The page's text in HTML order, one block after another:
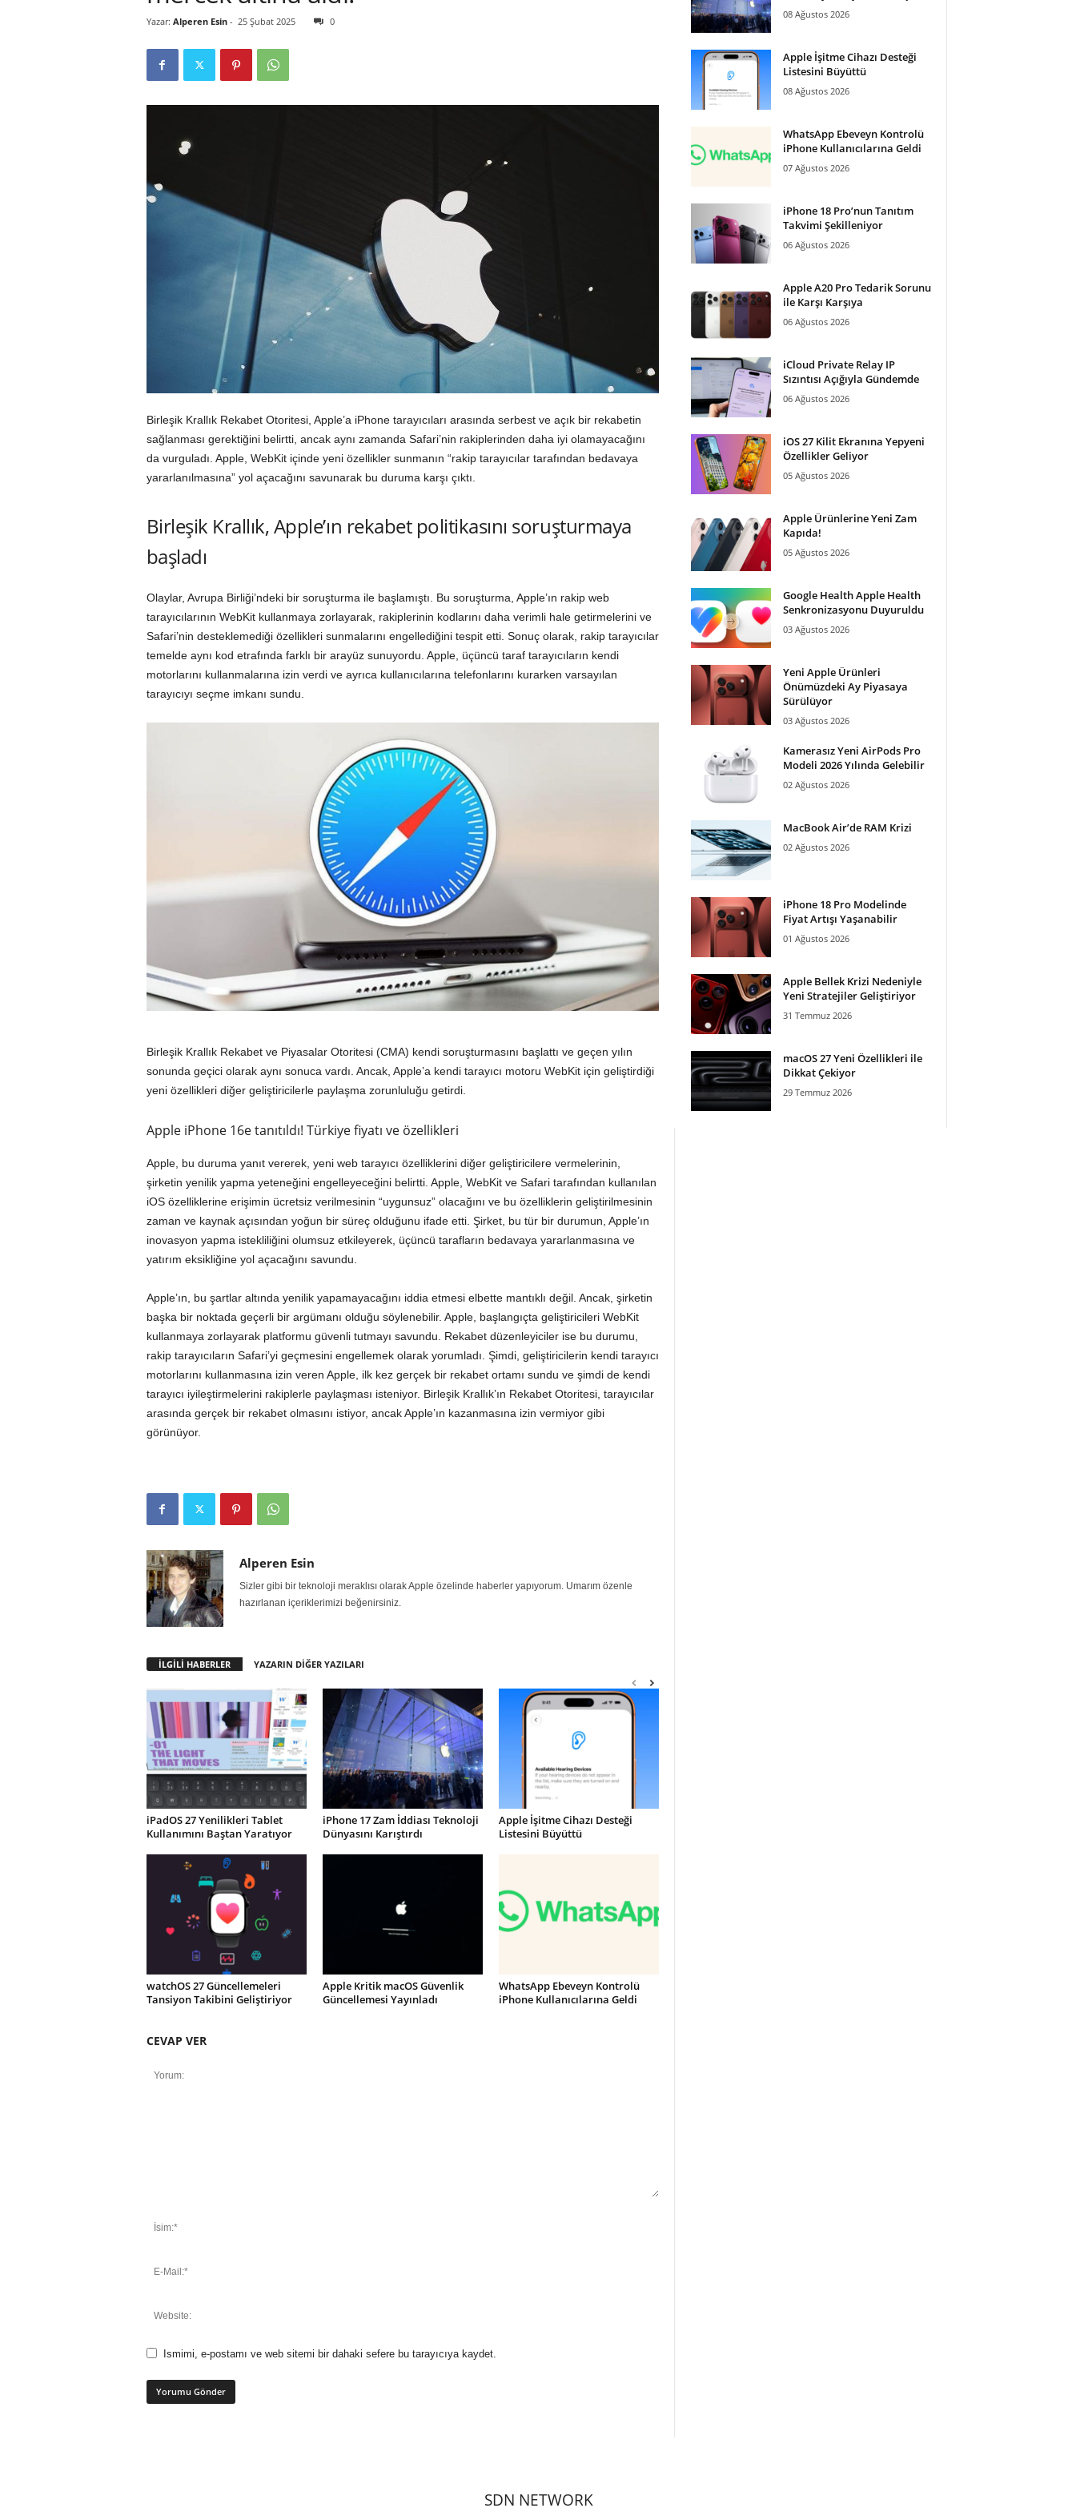
i
Yazar: Alperen Esin- 25 Şubat 2025 0
Birleşik Krallık Rekabet Otoritesi, Apple’a iPhone tarayıcıları arasında serbest ve açık bir rekabetin
sağlanması gerektiğini belirtti, ancak aynı zamanda Safari’nin rakiplerinden daha iyi olamayacağını
da vurguladı. Apple, WebKit içinde yeni özellikler sunmanın “rakip tarayıcılar tarafından bedavaya
yararlanılmasına” yol açacağını savunarak bu duruma karşı çıktı.
Birleşik Krallık, Apple’ın rekabet politikasını soruşturmaya
başladı
Olaylar, Avrupa Birliği’ndeki bir soruşturma ile başlamıştı. Bu soruşturma, Apple’ın rakip web
tarayıcılarının WebKit kullanmaya zorlayarak, rakiplerinin kodlarını daha verimli hale getirmelerini ve
Safari’nin desteklemediği özellikleri sunmalarını engellediğini tespit etti. Sonuç olarak, rakip tarayıcılar
temelde aynı kod etrafında farklı bir arayüz sunuyordu. Apple, üçüncü taraf tarayıcıların kendi
motorlarını kullanmalarına izin verdi ve ayrıca kullanıcılarına telefonlarını kurarken varsayılan
tarayıcıyı seçme imkanı sundu.
Birleşik Krallık Rekabet ve Piyasalar Otoritesi (CMA) kendi soruşturmasını başlattı ve geçen yılın
sonunda geçici olarak aynı sonuca vardı. Ancak, Apple’a kendi tarayıcı motoru WebKit için geliştirdiği
yeni özellikleri diğer geliştiricilerle paylaşma zorunluluğu getirdi.
Apple iPhone 16e tanıtıldı! Türkiye fiyatı ve özellikleri
Apple, bu duruma yanıt vererek, yeni web tarayıcı özelliklerini diğer geliştiricilere vermelerinin,
şirketin yenilik yapma yeteneğini engelleyeceğini belirtti. Apple, WebKit ve Safari tarafından kullanılan
iOS özelliklerine erişimin ücretsiz verilmesinin “uygunsuz” olacağını ve bu özelliklerin geliştirilmesinin
zaman ve kaynak açısından yoğun bir süreç olduğunu ifade etti. Şirket, bu tür bir durumun, Apple’ın
inovasyon yapma istekliliğini olumsuz etkileyerek, üçüncü tarafların bedavaya yararlanmasına ve
yatırım eksikliğine yol açacağını savundu.
Apple’ın, bu şartlar altında yenilik yapamayacağını iddia etmesi elbette mantıklı değil. Ancak, şirketin
başka bir noktada geçerli bir argümanı olduğu söylenebilir. Apple, başlangıçta geliştiricileri WebKit
kullanmaya zorlayarak platformu güvenli tutmayı savundu. Rekabet düzenleyiciler ise bu durumu,
rakip tarayıcıların Safari’yi geçmesini engellemek olarak yorumladı. Şimdi, geliştiricilerin kendi tarayıcı
motorlarını kullanmasına izin veren Apple, ilk kez gerçek bir rekabet ortamı sundu ve şimdi de kendi
tarayıcı iyileştirmelerini rakiplerle paylaşması isteniyor. Birleşik Krallık’ın Rekabet Otoritesi, tarayıcılar
arasında gerçek bir rekabet olmasını istiyor, ancak Apple’ın kazanmasına izin vermiyor gibi
görünüyor.
Alperen Esin
Sizler gibi bir teknoloji meraklısı olarak Apple özelinde haberler yapıyorum. Umarım özenle
hazırlanan içeriklerimizi beğenirsiniz.
İLGİLİ HABERLER YAZARIN DİĞER YAZILARI
iPadOS 27 Yenilikleri Tablet
Kullanımını Baştan Yaratıyor
iPhone 17 Zam İddiası Teknoloji
Dünyasını Karıştırdı
Apple İşitme Cihazı Desteği
Listesini Büyüttü
watchOS 27 Güncellemeleri
Tansiyon Takibini Geliştiriyor
Apple Kritik macOS Güvenlik
Güncellemesi Yayınladı
WhatsApp Ebeveyn Kontrolü
iPhone Kullanıcılarına Geldi
CEVAP VER
Ismimi, e-postamı ve web sitemi bir dahaki sefere bu tarayıcıya kaydet.
08 Ağustos 2026
Apple İşitme Cihazı Desteği
Listesini Büyüttü
08 Ağustos 2026
WhatsApp Ebeveyn Kontrolü
iPhone Kullanıcılarına Geldi
07 Ağustos 2026
iPhone 18 Pro’nun Tanıtım
Takvimi Şekilleniyor
06 Ağustos 2026
Apple A20 Pro Tedarik Sorunu
ile Karşı Karşıya
06 Ağustos 2026
iCloud Private Relay IP
Sızıntısı Açığıyla Gündemde
06 Ağustos 2026
iOS 27 Kilit Ekranına Yepyeni
Özellikler Geliyor
05 Ağustos 2026
Apple Ürünlerine Yeni Zam
Kapıda!
05 Ağustos 2026
Google Health Apple Health
Senkronizasyonu Duyuruldu
03 Ağustos 2026
Yeni Apple Ürünleri
Önümüzdeki Ay Piyasaya
Sürülüyor
03 Ağustos 2026
Kamerasız Yeni AirPods Pro
Modeli 2026 Yılında Gelebilir
02 Ağustos 2026
MacBook Air’de RAM Krizi
02 Ağustos 2026
iPhone 18 Pro Modelinde
Fiyat Artışı Yaşanabilir
01 Ağustos 2026
Apple Bellek Krizi Nedeniyle
Yeni Stratejiler Geliştiriyor
31 Temmuz 2026
macOS 27 Yeni Özellikleri ile
Dikkat Çekiyor
29 Temmuz 2026
SDN NETWORK